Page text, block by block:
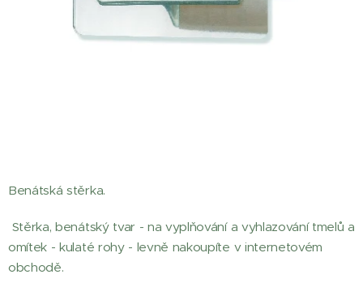
Benátská stěrka.
Stěrka, benátský tvar - na vyplňování a vyhlazování tmelů a
omítek - kulaté rohy - levně nakoupíte v internetovém
obchodě.